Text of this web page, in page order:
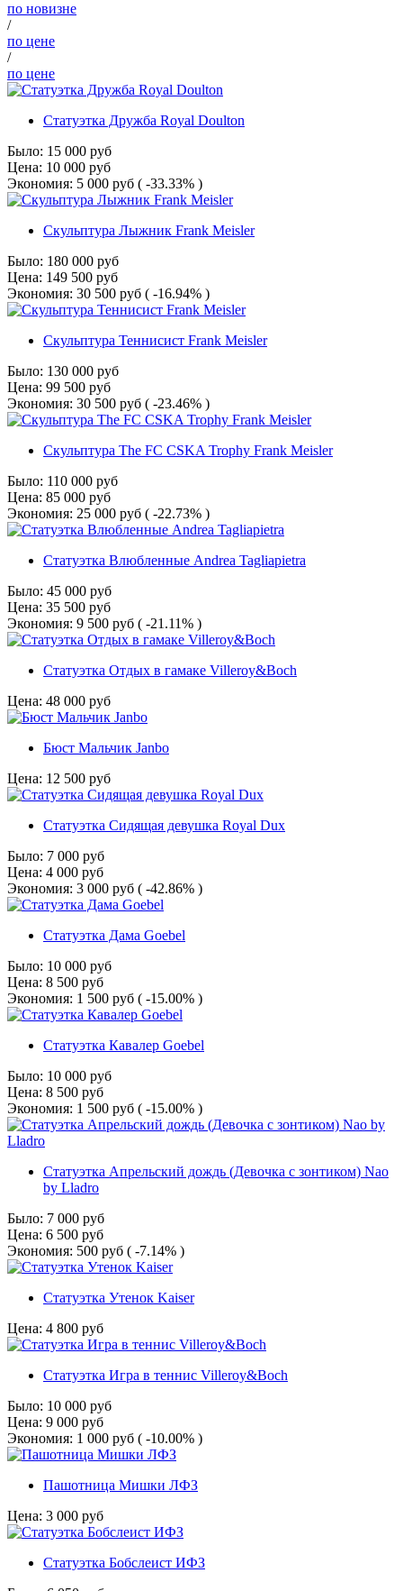
по новизне
/
по цене
/
по цене
Статуэтка Дружба Royal Doulton
Было: 15 000 руб
Цена: 10 000 руб
Экономия: 5 000 руб ( -33.33% )
Скульптура Лыжник Frank Meisler
Было: 180 000 руб
Цена: 149 500 руб
Экономия: 30 500 руб ( -16.94% )
Скульптура Теннисист Frank Meisler
Было: 130 000 руб
Цена: 99 500 руб
Экономия: 30 500 руб ( -23.46% )
Скульптура The FC CSKA Trophy Frank Meisler
Было: 110 000 руб
Цена: 85 000 руб
Экономия: 25 000 руб ( -22.73% )
Статуэтка Влюбленные Andrea Tagliapietra
Было: 45 000 руб
Цена: 35 500 руб
Экономия: 9 500 руб ( -21.11% )
Статуэтка Отдых в гамаке Villeroy&Boch
Цена: 48 000 руб
Бюст Мальчик Janbo
Цена: 12 500 руб
Статуэтка Сидящая девушка Royal Dux
Было: 7 000 руб
Цена: 4 000 руб
Экономия: 3 000 руб ( -42.86% )
Статуэтка Дама Goebel
Было: 10 000 руб
Цена: 8 500 руб
Экономия: 1 500 руб ( -15.00% )
Статуэтка Кавалер Goebel
Было: 10 000 руб
Цена: 8 500 руб
Экономия: 1 500 руб ( -15.00% )
Статуэтка Апрельский дождь (Девочка с зонтиком) Nao
by Lladro
Было: 7 000 руб
Цена: 6 500 руб
Экономия: 500 руб ( -7.14% )
Статуэтка Утенок Kaiser
Цена: 4 800 руб
Статуэтка Игра в теннис Villeroy&Boch
Было: 10 000 руб
Цена: 9 000 руб
Экономия: 1 000 руб ( -10.00% )
Пашотница Мишки ЛФЗ
Цена: 3 000 руб
Статуэтка Бобслеист ИФЗ